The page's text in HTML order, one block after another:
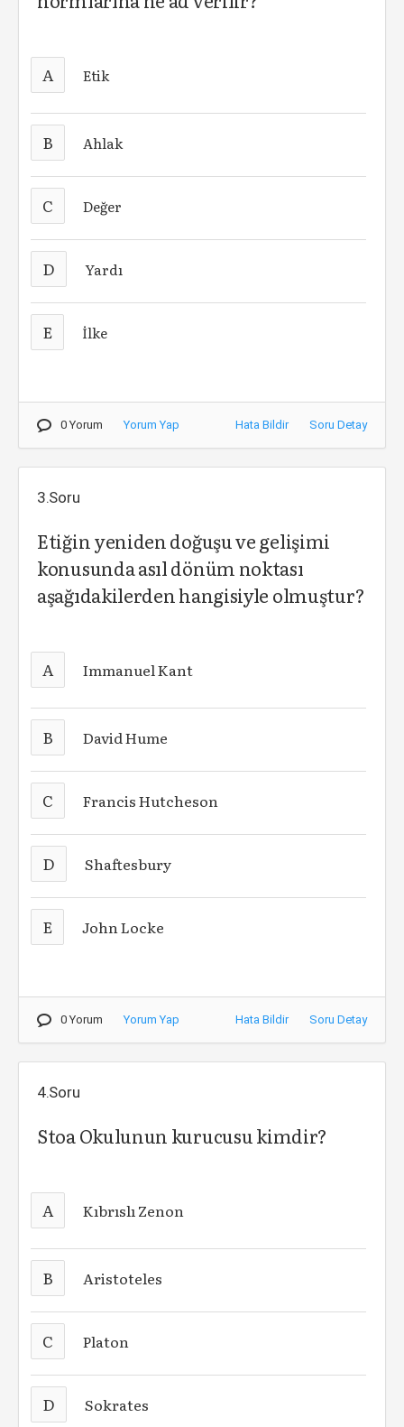
A Etik
B Ahlak
C Değer
D Yardı
E İlke
0 Yorum Yorum Yap Hata Bildir Soru Detay
3.Soru
Etiğin yeniden doğuşu ve gelişimi
konusunda asıl dönüm noktası
aşağıdakilerden hangisiyle olmuştur?
A Immanuel Kant
B David Hume
C Francis Hutcheson
D Shaftesbury
E John Locke
0 Yorum Yorum Yap Hata Bildir Soru Detay
4.Soru
Stoa Okulunun kurucusukimdir?
A Kıbrıslı Zenon
B Aristoteles
C Platon
D Sokrates